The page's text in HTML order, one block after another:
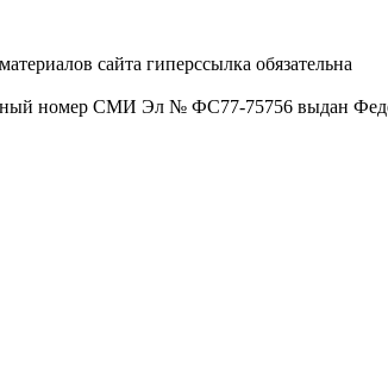
сайта гиперссылка обязательна
номер СМИ Эл № ФС77-75756 выдан